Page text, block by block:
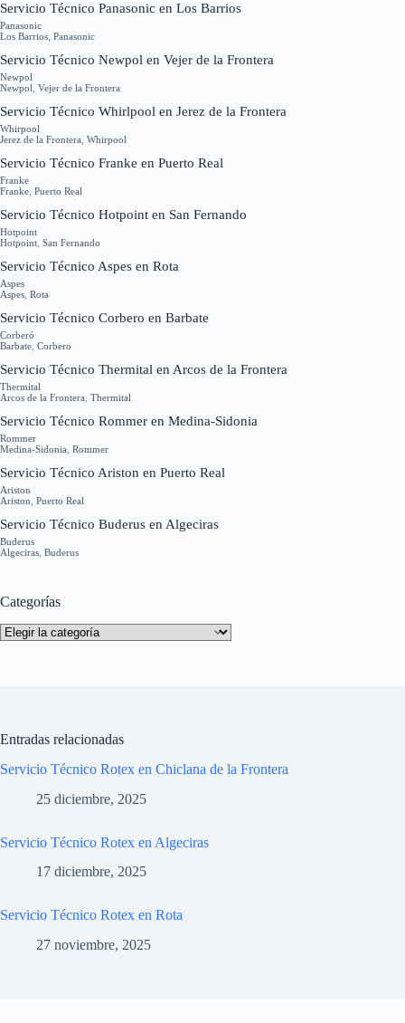
Servicio Técnico Panasonic en Los Barrios
Panasonic
Los Barrios Panasonic
Servicio Técnico Newpol en Vejer de la Frontera
Newpol
Newpol Vejer de la Frontera
Servicio Técnico Whirlpool en Jerez de la Frontera
Whirpool
Jerez de la Frontera Whirpool
Servicio Técnico Franke en Puerto Real
Franke
Franke Puerto Real
Servicio Técnico Hotpoint en San Fernando
Hotpoint
Hotpoint San Fernando
Servicio Técnico Aspes en Rota
Aspes
Aspes Rota
Servicio Técnico Corbero en Barbate
Corberó
Barbate Corbero
Servicio Técnico Thermital en Arcos de la Frontera
Thermital
Arcos de la Frontera Thermital
Servicio Técnico Rommer en Medina-Sidonia
Rommer
Medina-Sidonia Rommer
Servicio Técnico Ariston en Puerto Real
Ariston
Ariston Puerto Real
Servicio Técnico Buderus en Algeciras
Buderus
Algeciras Buderus
Categorías
Categorías
Entradas relacionadas
Servicio Técnico Rotex en Chiclana de la Frontera
25 diciembre, 2025
Servicio Técnico Rotex en Algeciras
17 diciembre, 2025
Servicio Técnico Rotex en Rota
27 noviembre, 2025